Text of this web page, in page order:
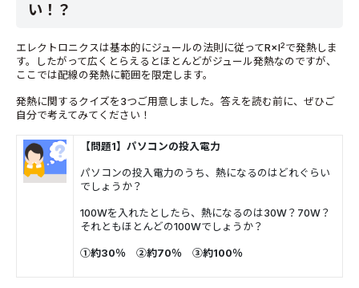
い！？
エレクトロニクスは基本的にジュールの法則に従ってR×I2で発熱しま
す。したがって広くとらえるとほとんどがジュール発熱なのですが、
ここでは配線の発熱に範囲を限定します。
発熱に関するクイズを3つご用意しました。答えを読む前に、ぜひご
自分で考えてみてください！
【問題1】パソコンの投入電力
パソコンの投入電力のうち、熱になるのはどれぐらい
でしょうか？
100Wを入れたとしたら、熱になるのは30W？70W？
それともほとんどの100Wでしょうか？
①約30％ ②約70％ ③約100％